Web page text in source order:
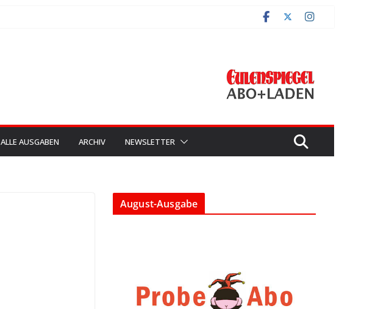
ALLE AUSGABEN ARCHIV NEWSLETTER
August-Ausgabe